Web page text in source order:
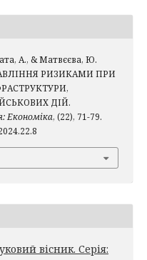
А., & Матвєєва, Ю.
РИЗИКАМИ ПРИ
ДІЙ.
Економіка, (22), 71-79.
вісник. Серія: